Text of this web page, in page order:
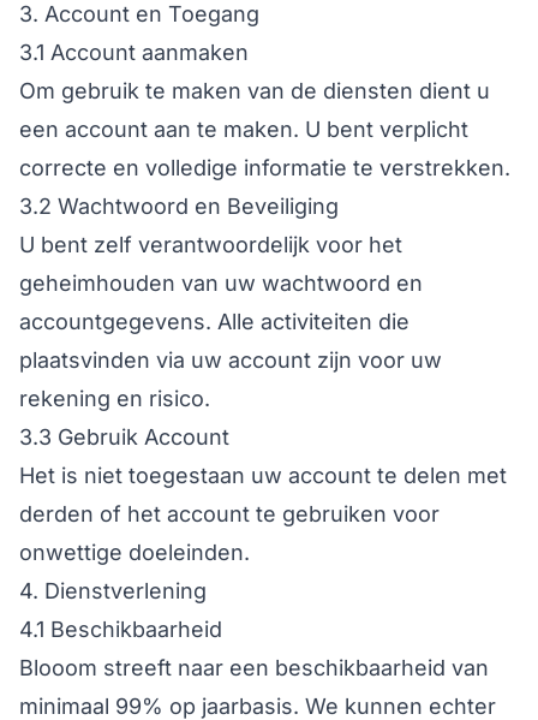
3. Account en Toegang
3.1 Account aanmaken
Om gebruik te maken van de diensten dient u
een account aan te maken. U bent verplicht
correcte en volledige informatie te verstrekken.
3.2 Wachtwoord en Beveiliging
U bent zelf verantwoordelijk voor het
geheimhouden van uw wachtwoord en
accountgegevens. Alle activiteiten die
plaatsvinden via uw account zijn voor uw
rekening en risico.
3.3 Gebruik Account
Het is niet toegestaan uw account te delen met
derden of het account te gebruiken voor
onwettige doeleinden.
4. Dienstverlening
4.1 Beschikbaarheid
Blooom streeft naar een beschikbaarheid van
minimaal 99% op jaarbasis. We kunnen echter